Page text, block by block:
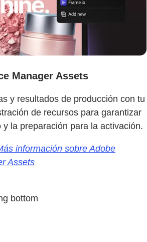
Manager Assets
y resultados de producción con tu
de recursos para garantizar
la preparación para la activación.
información sobre Adobe
Assets
bottom